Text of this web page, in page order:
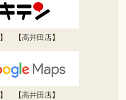
】 【高井田店】
】 【高井田店】